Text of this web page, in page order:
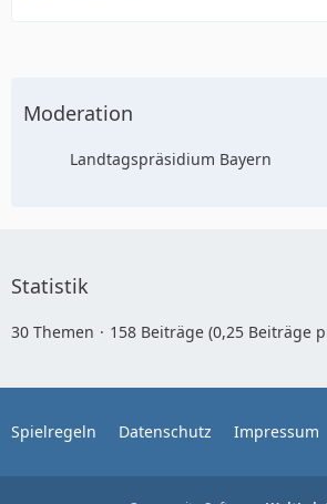
Moderation
Landtagspräsidium Bayern
Statistik
30 Themen 158 Beiträge (0,25 Beiträge
Spielregeln Datenschutz Impressum